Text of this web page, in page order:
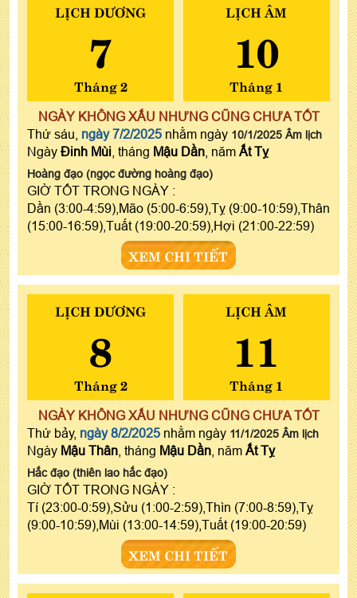
LỊCH DƯƠNG
7
Tháng 2
LỊCH ÂM
10
Tháng 1
NGÀY KHÔNG XẤU NHƯNG CŨNG CHƯA TỐT
Thứ sáu, ngày 7/2/2025 nhằm ngày 10/1/2025 Âm lịch
Ngày Đinh Mùi , tháng Mậu Dần , năm Ất Tỵ
Hoàng đạo (ngọc đường hoàng đạo)
GIỜ TỐT TRONG NGÀY :
Dần (3:00-4:59),Mão (5:00-6:59),Tỵ (9:00-10:59),Thân
(15:00-16:59),Tuất (19:00-20:59),Hợi (21:00-22:59)
XEM CHI TIẾT
LỊCH DƯƠNG
8
Tháng 2
LỊCH ÂM
11
Tháng 1
NGÀY KHÔNG XẤU NHƯNG CŨNG CHƯA TỐT
Thứ bảy, ngày 8/2/2025 nhằm ngày 11/1/2025 Âm lịch
Ngày Mậu Thân , tháng Mậu Dần , năm Ất Tỵ
Hắc đạo (thiên lao hắc đạo)
GIỜ TỐT TRONG NGÀY :
Tí (23:00-0:59),Sửu (1:00-2:59),Thìn (7:00-8:59),Tỵ
(9:00-10:59),Mùi (13:00-14:59),Tuất (19:00-20:59)
XEM CHI TIẾT